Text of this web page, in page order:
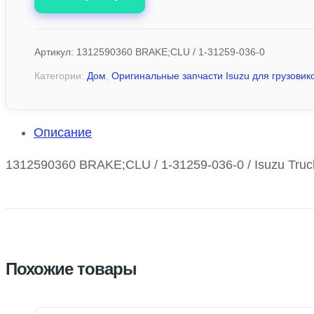
Артикул: 1312590360 BRAKE;CLU / 1-31259-036-0
Категории: Дом, Оригинальные запчасти Isuzu для
Описание
1312590360 BRAKE;CLU / 1-31259-036-0 / Isuzu
Похожие товары